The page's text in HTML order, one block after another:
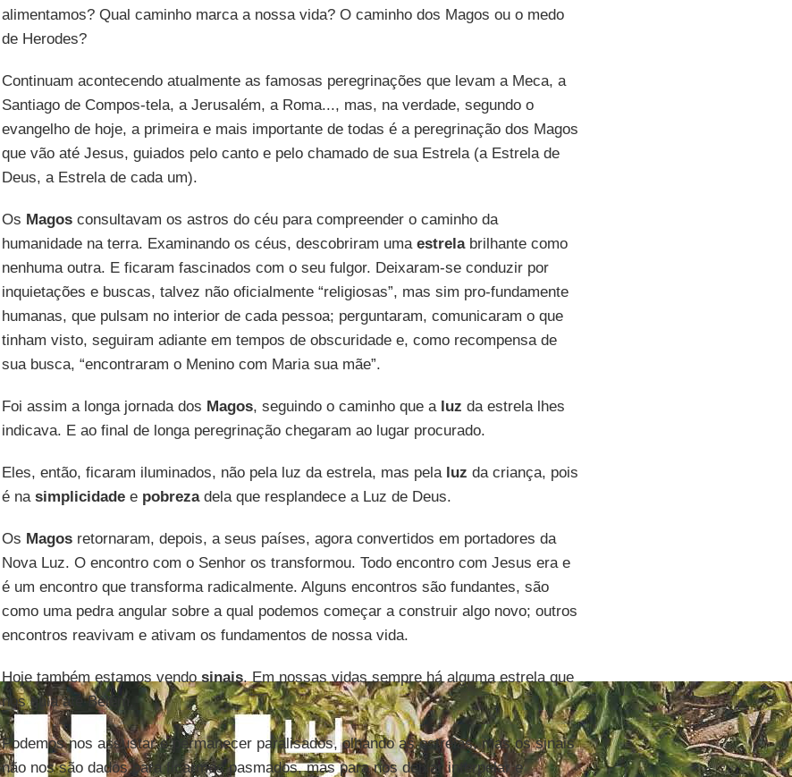
alimentamos? Qual caminho marca a nossa vida? O caminho dos Magos ou o medo
de Herodes?
Continuam acontecendo atualmente as famosas peregrinações que levam a Meca, a
Santiago de Compos-tela, a Jerusalém, a Roma..., mas, na verdade, segundo o
evangelho de hoje, a primeira e mais importante de todas é a peregrinação dos Magos
que vão até Jesus, guiados pelo canto e pelo chamado de sua Estrela (a Estrela de
Deus, a Estrela de cada um).
Os Magosconsultavam os astros do céu para compreender o caminho da
humanidade na terra. Examinando os céus, descobriram uma estrelabrilhante como
nenhuma outra. E ficaram fascinados com o seu fulgor. Deixaram-se conduzir por
inquietações e buscas, talvez não oficialmente “religiosas”, mas sim pro-fundamente
humanas, que pulsam no interior de cada pessoa; perguntaram, comunicaram o que
tinham visto, seguiram adiante em tempos de obscuridade e, como recompensa de
sua busca, “encontraram o Menino com Maria sua mãe”.
Foi assim a longa jornada dos Magos, seguindo o caminho que a luz da estrela lhes
indicava. E ao final de longa peregrinação chegaram ao lugar procurado.
Eles, então, ficaram iluminados, não pela luz da estrela, mas pelaluz da criança, pois
é na simplicidadeepobrezadela que resplandece a Luz de Deus.
Os Magosretornaram, depois, a seus países, agora convertidos em portadores da
Nova Luz. O encontro com o Senhor os transformou. Todo encontro com Jesus era e
é um encontro que transforma radicalmente. Alguns encontros são fundantes, são
como uma pedra angular sobre a qual podemos começar a construir algo novo; outros
encontros reavivam e ativam os fundamentos de nossa vida.
Hoje também estamos vendosinais. Em nossas vidas sempre há alguma estrela que
nos guia até Belém.
Podemos nos assustar e permanecer paralisados, olhando as estrelas, mas os sinais
não nos são dados para ficarmos pasmados, mas para nos deixar interpelar e